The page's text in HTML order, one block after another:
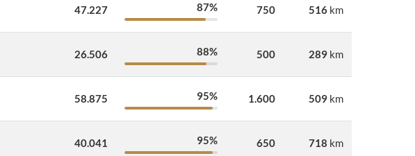
47.227 87% 750 516 km
26.506 88% 500 289 km
58.875 95% 1.600 509 km
40.041 95% 650 718 km